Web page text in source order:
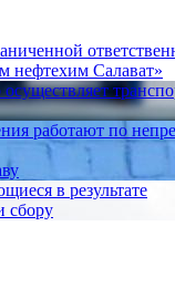
нефтехим Салават»
работают по
в результате
сбору